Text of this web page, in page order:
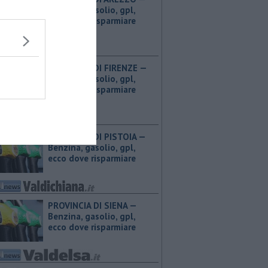
Benzina, gasolio, gpl,
ecco dove risparmiare
PROVINCIA DI FIRENZE — ​
Benzina, gasolio, gpl,
ecco dove risparmiare
PROVINCIA DI PISTOIA — ​
Benzina, gasolio, gpl,
ecco dove risparmiare
PROVINCIA DI SIENA — ​
Benzina, gasolio, gpl,
ecco dove risparmiare